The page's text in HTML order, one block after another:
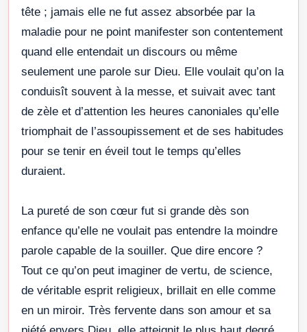
tête ; jamais elle ne fut assez absorbée par la
maladie pour ne point manifester son contentement
quand elle entendait un discours ou même
seulement une parole sur Dieu. Elle voulait qu’on la
conduisît souvent à la messe, et suivait avec tant
de zèle et d’attention les heures canoniales qu’elle
triomphait de l’assoupissement et de ses habitudes
pour se tenir en éveil tout le temps qu’elles
duraient.
La pureté de son cœur fut si grande dès son
enfance qu’elle ne voulait pas entendre la moindre
parole capable de la souiller. Que dire encore ?
Tout ce qu’on peut imaginer de vertu, de science,
de véritable esprit religieux, brillait en elle comme
en un miroir. Très fervente dans son amour et sa